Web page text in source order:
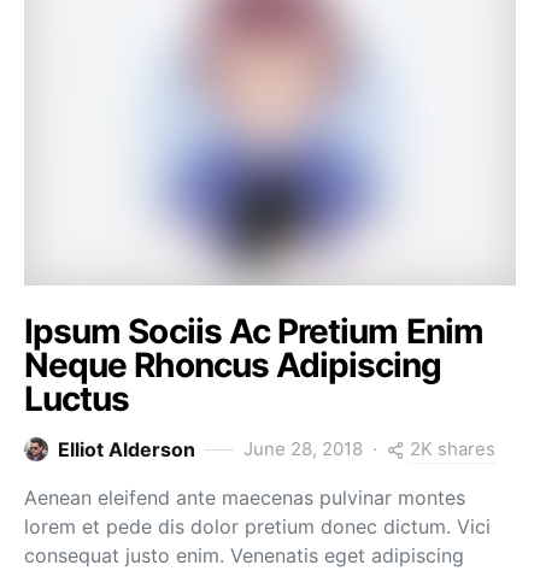
Ipsum Sociis Ac Pretium Enim
Neque Rhoncus Adipiscing
Luctus
Elliot Alderson June 28, 2018 2K shares
Aenean eleifend ante maecenas pulvinar montes
lorem et pede dis dolor pretium donec dictum. Vici
consequat justo enim. Venenatis eget adipiscing